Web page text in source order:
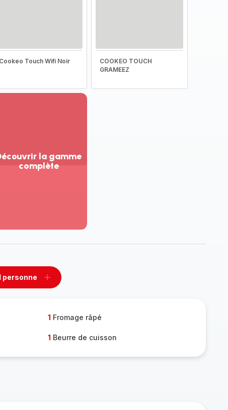
Cookeo Touch Wifi Noir
COOKEO TOUCH
GRAMEEZ
la gamme
complète
personne
Ajouter
1 Fromage râpé
1 Beurre de cuisson